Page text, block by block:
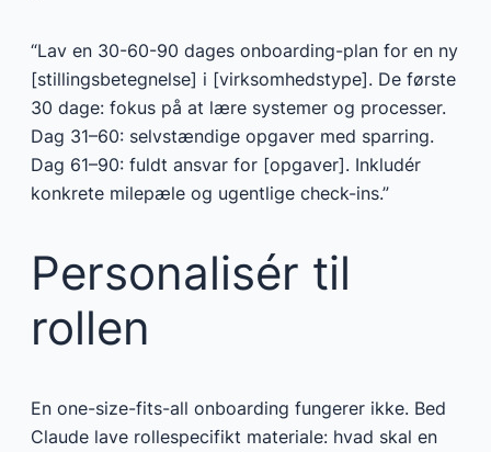
“Lav en 30-60-90 dages onboarding-plan for en ny
[stillingsbetegnelse] i [virksomhedstype]. De første
30 dage: fokus på at lære systemer og processer.
Dag 31–60: selvstændige opgaver med sparring.
Dag 61–90: fuldt ansvar for [opgaver]. Inkludér
konkrete milepæle og ugentlige check-ins.”
Personalisér til
rollen
En one-size-fits-all onboarding fungerer ikke. Bed
Claude lave rollespecifikt materiale: hvad skal en